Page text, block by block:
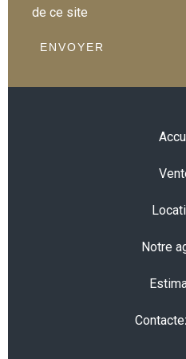
de ce site
ENVOYER
Notre